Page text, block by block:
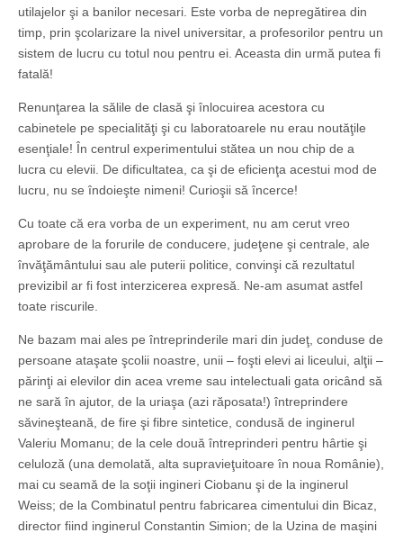
utilajelor şi a banilor necesari. Este vorba de nepregătirea din
timp, prin şcolarizare la nivel universitar, a profesorilor pentru un
sistem de lucru cu totul nou pentru ei. Aceasta din urmă putea fi
fatală!
Renunţarea la sălile de clasă şi înlocuirea acestora cu
cabinetele pe specialităţi şi cu laboratoarele nu erau noutăţile
esenţiale! În centrul experimentului stătea un nou chip de a
lucra cu elevii. De dificultatea, ca şi de eficienţa acestui mod de
lucru, nu se îndoieşte nimeni! Curioşii să încerce!
Cu toate că era vorba de un experiment, nu am cerut vreo
aprobare de la forurile de conducere, judeţene şi centrale, ale
învăţământului sau ale puterii politice, convinşi că rezultatul
previzibil ar fi fost interzicerea expresă. Ne-am asumat astfel
toate riscurile.
Ne bazam mai ales pe întreprinderile mari din judeţ, conduse de
persoane ataşate şcolii noastre, unii – foşti elevi ai liceului, alţii –
părinţi ai elevilor din acea vreme sau intelectuali gata oricând să
ne sară în ajutor, de la uriaşa (azi răposata!) întreprindere
săvineşteană, de fire şi fibre sintetice, condusă de inginerul
Valeriu Momanu; de la cele două întreprinderi pentru hârtie şi
celuloză (una demolată, alta supravieţuitoare în noua Românie),
mai cu seamă de la soţii ingineri Ciobanu şi de la inginerul
Weiss; de la Combinatul pentru fabricarea cimentului din Bicaz,
director fiind inginerul Constantin Simion; de la Uzina de maşini